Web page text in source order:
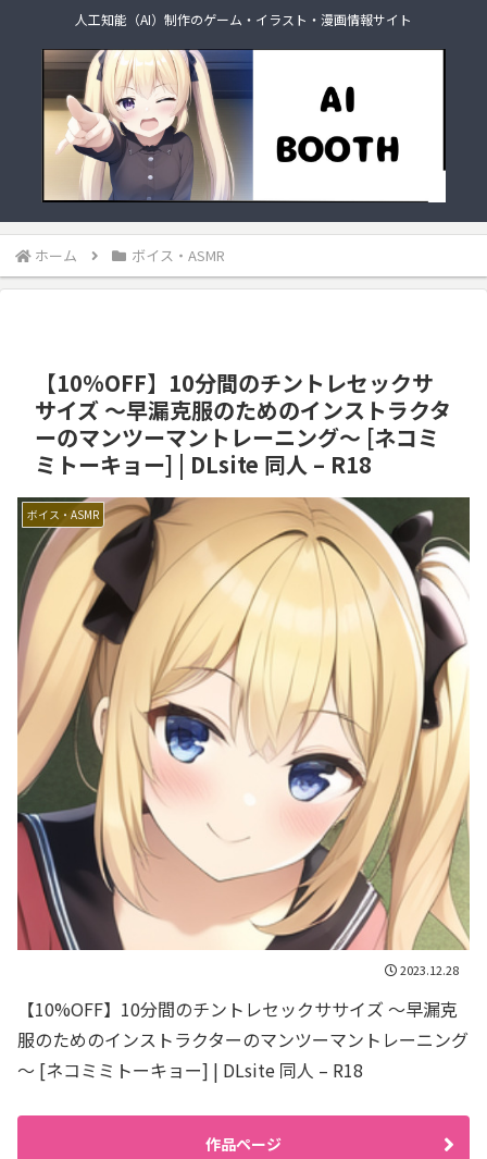
人工知能（AI）制作のゲーム・イラスト・漫画情報サイト
ホーム ボイス・ASMR
【10%OFF】10分間のチントレセックサ
サイズ ～早漏克服のためのインストラクタ
ーのマンツーマントレーニング～ [ネコミ
ミトーキョー] | DLsite 同人 – R18
ボイス・ASMR
2023.12.28
【10%OFF】10分間のチントレセックササイズ ～早漏克
服のためのインストラクターのマンツーマントレーニング
～ [ネコミミトーキョー] | DLsite 同人 – R18
作品ページ